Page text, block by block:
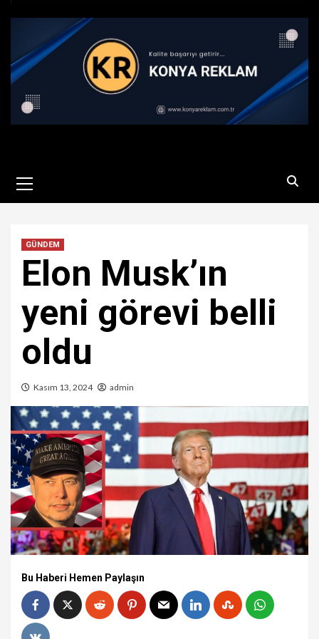
Menu
GÜNDEM
Elon Musk’ın
yeni görevi belli
oldu
Kasım 13, 2024 admin
Bu Haberi Hemen Paylaşın